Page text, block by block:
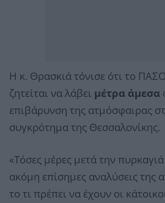
Η κ. Θρασκιά τόνισε ότι το
ζητείται να λάβει μέτρα άμεσα
επιβάρυνση της ατμόσφαιρας
συγκρότημα της Θεσσαλονίκης.
«Τόσες μέρες μετά την
ακόμη επίσημες αναλύσεις της
το τι πρέπει να έχουν οι